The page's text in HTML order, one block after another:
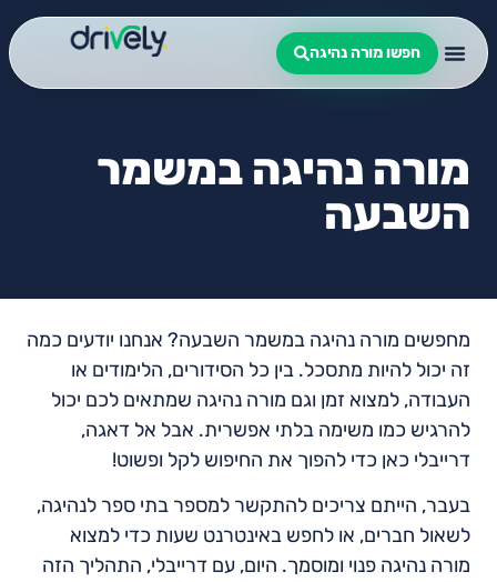
חפשו מורה נהיגה
מורה נהיגה במשמר
השבעה
מחפשים מורה נהיגה במשמר השבעה? אנחנו יודעים כמה
זה יכול להיות מתסכל. בין כל הסידורים, הלימודים או
העבודה, למצוא זמן וגם מורה נהיגה שמתאים לכם יכול
להרגיש כמו משימה בלתי אפשרית. אבל אל דאגה,
דרייבלי כאן כדי להפוך את החיפוש לקל ופשוט!
בעבר, הייתם צריכים להתקשר למספר בתי ספר לנהיגה,
לשאול חברים, או לחפש באינטרנט שעות כדי למצוא
מורה נהיגה פנוי ומוסמך. היום, עם דרייבלי, התהליך הזה